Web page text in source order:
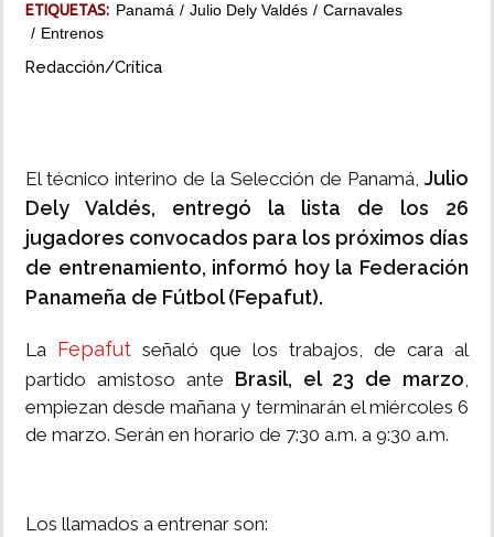
ETIQUETAS: Panamá Julio Dely Valdés
Carnavales
Entrenos
Redacción/Crítica
El técnico interino de la Selección de Panamá, Julio
Dely Valdés, entregó la lista de los 26
jugadores convocados para los próximos días
de entrenamiento, informó hoy la Federación
Panameña de Fútbol (Fepafut).
La Fepafut señaló que los trabajos, de cara al
partido amistoso ante Brasil, el 23 de marzo,
empiezan desde mañana y terminarán el miércoles 6
de marzo. Serán en horario de 7:30 a.m. a 9:30 a.m.
Los llamados a entrenar son: